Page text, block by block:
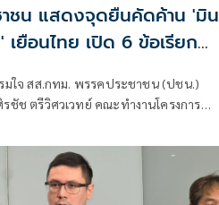
าชน แสดงจุดยืนคัดค้าน 'มิน
เยือนไทย เปิด 6 ข้อเรียก
มใจ สส.กทม. พรรคประชาชน (ปชน.)
ชัช ตรีวิศวเวทย์ คณะทำงานโครงการ
าอย่างยั่งยืน แถลงคัดค้านการเยือนไทย
รของพลเอกอาวุโส มิน ออง ไลง์